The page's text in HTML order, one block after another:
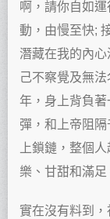
啊，請你自如
動，由慢至快;
潛藏在我的內
己不察覺及無
年，身上背負
彈，和上帝阻
上鎖鏈，整個
樂、甘甜和滿足
實在沒有料到，